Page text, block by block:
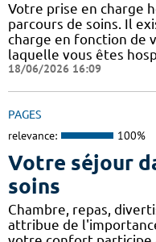
Votre prise en charge
parcours de soins. Il
charge en fonction de
laquelle vous êtes
18/06/2026 16:09
PAGES
relevance: 100%
Votre séjour
soins
Chambre, repas,
attribue de